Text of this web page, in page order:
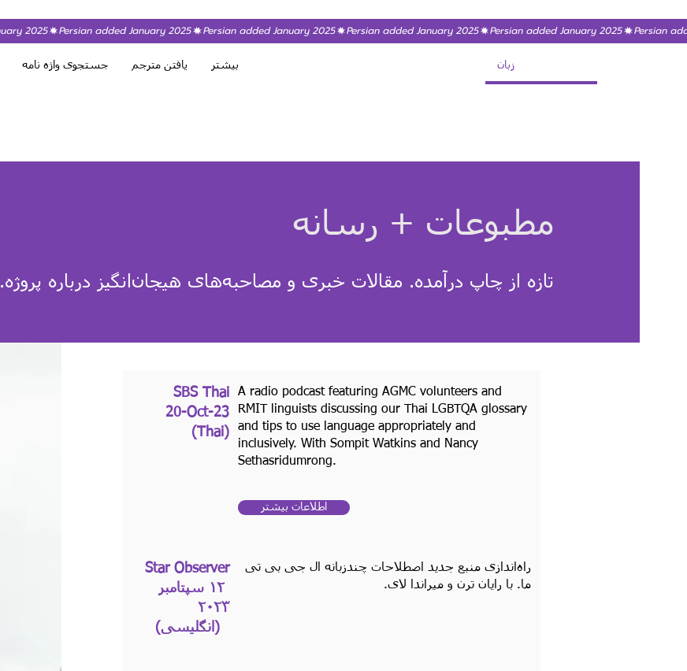
جستجوی واژه نامه یافتن مترجم بیشتر زبان
مطبوعات + رسانه
تازه از چاپ درآمده. مقالات خبری و مصاحبه‌های هیجان‌انگیز درباره پروژه.
SBS Thai
‪20-Oct-23
(Thai)
A radio podcast featuring AGMC volunteers and
RMIT linguists discussing our Thai LGBTQA glossary
and tips to use language appropriately and
inclusively. With Sompit Watkins and Nancy
Sethasridumrong.
اطلاعات بیشتر
Star Observer
۱۲ سپتامبر
۲۰۲۳
(انگلیسی)
راه‌اندازی منبع جدید اصطلاحات چندزبانه ال جی بی تی
ما. با رایان ترن و میراندا لای.